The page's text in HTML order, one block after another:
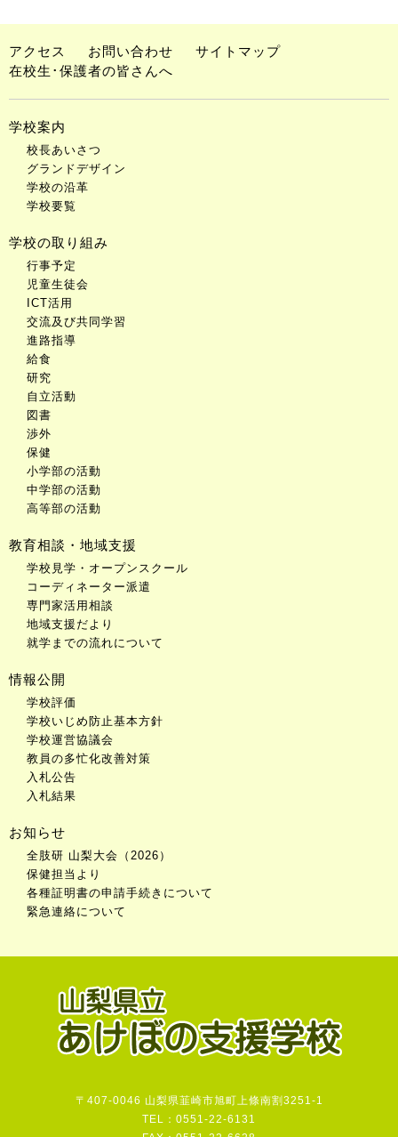
アクセス お問い合わせ
サイトマップ
在校生･保護者の皆さんへ
学校案内
校長あいさつ
グランドデザイン
学校の沿革
学校要覧
学校の取り組み
行事予定
児童生徒会
ICT活用
交流及び共同学習
進路指導
給食
研究
自立活動
図書
渉外
保健
小学部の活動
中学部の活動
高等部の活動
教育相談・地域支援
学校見学・オープンスクール
コーディネーター派遣
専門家活用相談
地域支援だより
就学までの流れについて
情報公開
学校評価
学校いじめ防止基本方針
学校運営協議会
教員の多忙化改善対策
入札公告
入札結果
お知らせ
全肢研 山梨大会（2026）
保健担当より
各種証明書の申請手続きについて
緊急連絡について
〒407-0046 山梨県韮崎市旭町上條南割3251-1
TEL：0551-22-6131